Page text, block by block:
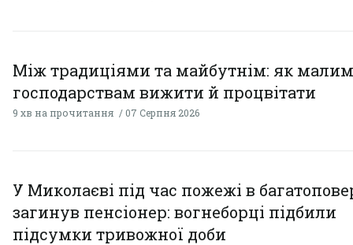
Між традиціями та майбутнім: як малим
господарствам вижити й процвітати
9 хв на прочитання 07 Серпня 2026
У Миколаєві під час пожежі в
загинув пенсіонер: вогнеборці підбили
підсумки тривожної доби